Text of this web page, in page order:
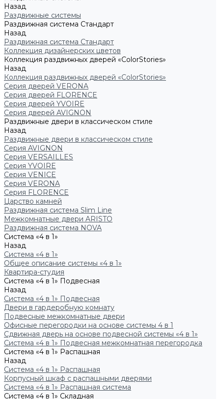
Назад
Раздвижные системы
Раздвижная система Стандарт
Назад
Раздвижная система Стандарт
Коллекция дизайнерских цветов
Коллекция раздвижных дверей «ColorStories»
Назад
Коллекция раздвижных дверей «ColorStories»
Серия дверей VERONA
Серия дверей FLORENCE
Серия дверей YVOIRE
Серия дверей AVIGNON
Раздвижные двери в классическом стиле
Назад
Раздвижные двери в классическом стиле
Серия AVIGNON
Серия VERSAILLES
Серия YVOIRE
Серия VENICE
Серия VERONA
Серия FLORENCE
Царство камней
Раздвижная система Slim Line
Межкомнатные двери ARISTO
Раздвижная система NOVA
Система «4 в 1»
Назад
Система «4 в 1»
Общее описание системы «4 в 1»
Квартира-студия
Система «4 в 1» Подвесная
Назад
Система «4 в 1» Подвесная
Двери в гардеробную комнату
Подвесные межкомнатные двери
Офисные перегородки на основе системы 4 в 1
Сдвижная дверь на основе подвесной системы «4 в 1»
Система «4 в 1» Подвесная межкомнатная перегородка
Система «4 в 1» Распашная
Назад
Система «4 в 1» Распашная
Корпусный шкаф с распашными дверями
Система «4 в 1» Распашная система
Система «4 в 1» Складная